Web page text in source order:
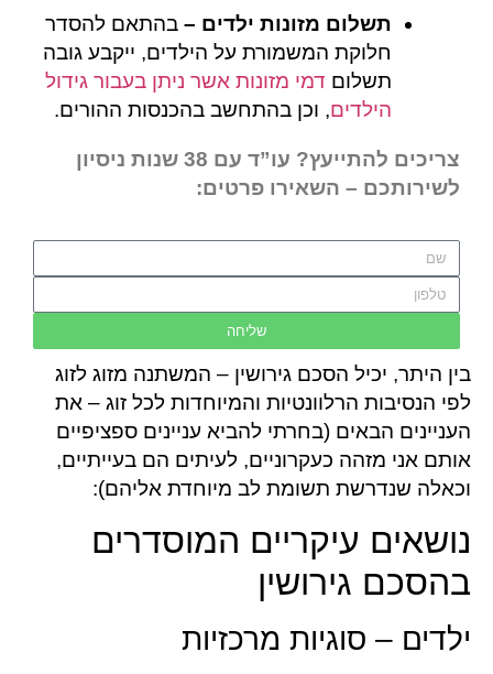
תשלום מזונות ילדים – בהתאם להסדר
חלוקת המשמורת על הילדים, ייקבע גובה
תשלום דמי מזונות אשר ניתן בעבור גידול
הילדים, וכן בהתחשב בהכנסות ההורים.
צריכים להתייעץ? עו”ד עם 38 שנות ניסיון
לשירותכם – השאירו פרטים:
שליחה
בין היתר, יכיל הסכם גירושין – המשתנה מזוג לזוג
לפי הנסיבות הרלוונטיות והמיוחדות לכל זוג – את
העניינים הבאים (בחרתי להביא עניינים ספציפיים
אותם אני מזהה כעקרוניים, לעיתים הם בעייתיים,
וכאלה שנדרשת תשומת לב מיוחדת אליהם):
נושאים עיקריים המוסדרים
בהסכם גירושין
ילדים – סוגיות מרכזיות